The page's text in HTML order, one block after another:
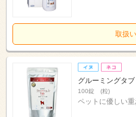
取扱
グルーミングタブ
100錠 (粒)
ペットに優しい